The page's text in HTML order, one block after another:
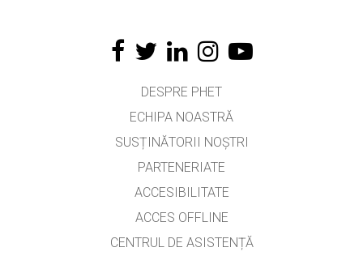
DESPRE PHET
ECHIPA NOASTRĂ
SUSȚINĂTORII NOȘTRI
PARTENERIATE
ACCESIBILITATE
ACCES OFFLINE
CENTRUL DE ASISTENȚĂ